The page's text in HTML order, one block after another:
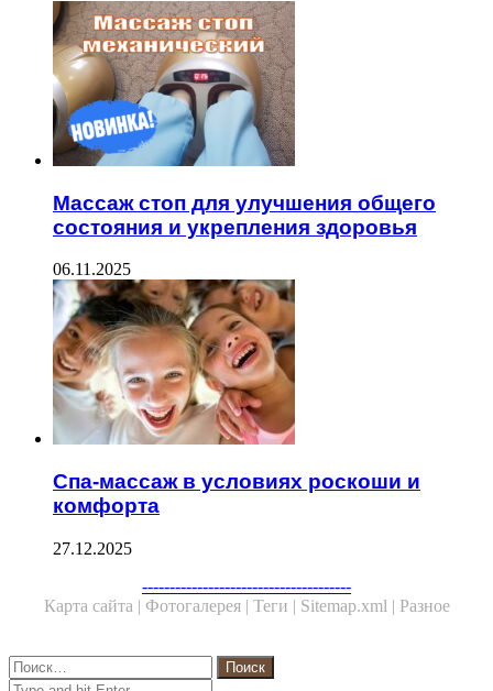
Массаж стоп для улучшения общего
состояния и укрепления здоровья
06.11.2025
Спа-массаж в условиях роскоши и
комфорта
27.12.2025
--------------------------------------
Карта сайта | Фотогалерея | Теги | Sitemap.xml | Разное
Close
Найти:
Close